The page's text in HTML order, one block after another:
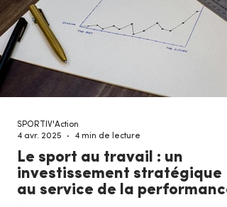
détente. Ils ont un véritable objectif :
favoriser la comm
Le sport au travail : un
investissement stratégique
au service de la performance
SPORTIV'Action
4 avr. 2025
4 min de lecture